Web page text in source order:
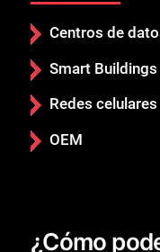
Centros de
Smart Buildings
Redes celulares
OEM
¿Cómo